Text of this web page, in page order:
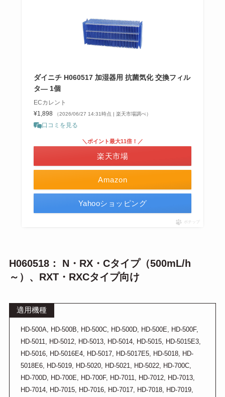
ダイニチ H060517 加湿器用 抗菌気化 交換フィル
タ— 1個
ECカレント
¥1,898
（2026/06/27 14:31時点 | 楽天市場調べ）
口コミを見る
Amazon
＼ポイント最大11倍！／
楽天市場
Yahooショッピング
ポチップ
H060518： N・RX・Cタイプ（500mL/h
～）、RXT・RXCタイプ向け
適用機種
HD-500A, HD-500B, HD-500C, HD-500D, HD-500E, HD-500F,
HD-5011, HD-5012, HD-5013, HD-5014, HD-5015, HD-5015E3,
HD-5016, HD-5016E4, HD-5017, HD-5017E5, HD-5018, HD-
5018E6, HD-5019, HD-5020, HD-5021, HD-5022, HD-700C,
HD-700D, HD-700E, HD-700F, HD-7011, HD-7012, HD-7013,
HD-7014, HD-7015, HD-7016, HD-7017, HD-7018, HD-7019,